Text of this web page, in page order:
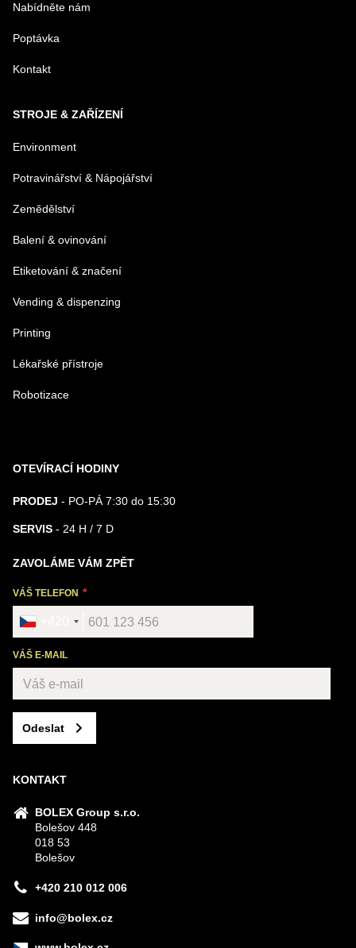
E-MAIL
TELEFÓN
Nabídněte nám
Poptávka
Kontakt
STROJE & ZAŘÍZENÍ
Environment
Potravinářství & Nápojářství
Zemědělství
Balení & ovinování
Etiketování & značení
Vending & dispenzing
Printing
Lékařské přístroje
Robotizace
OTEVÍRACÍ HODINY
PRODEJ - PO-PÁ 7:30 do 15:30
SERVIS - 24 H / 7 D
ZAVOLÁME VÁM ZPĚT
VÁŠ TELEFON
VÁŠ E-MAIL
Odeslat
KONTAKT
BOLEX Group s.r.o.
Bolešov 448
018 53
Bolešov
+420 210 012 006
info@bolex.cz